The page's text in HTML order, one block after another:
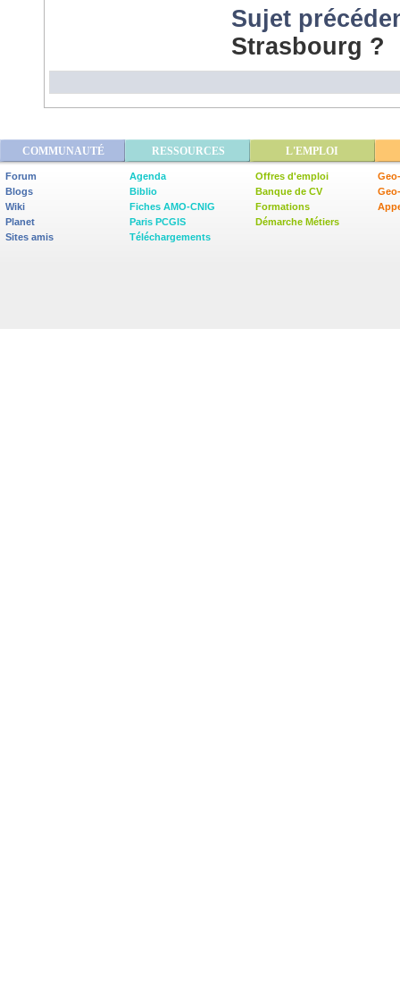
Sujet
Strasbourg
COMMUNAUTÉ RESSOURCES L'EMPLOI
Forum
Blogs
Wiki
Planet
Sites amis
Agenda
Biblio
Fiches AMO-CNIG
Paris PCGIS
Téléchargements
Offres d'emploi
Banque de CV
Formations
Démarche Métiers